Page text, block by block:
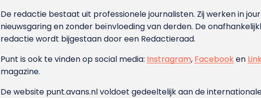
De redactie bestaat uit professionele journalisten. Zij werken in
nieuwsgaring en zonder beïnvloeding van derden. De
redactie wordt bijgestaan door een Redactieraad.
Punt is ook te vinden op social media: Instragram, Facebooken
magazine.
De website punt.avans.nl voldoet gedeeltelijk aan de